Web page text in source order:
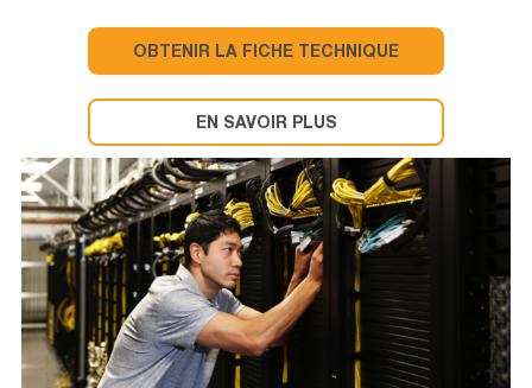
OBTENIR LA FICHE TECHNIQUE
EN SAVOIR PLUS